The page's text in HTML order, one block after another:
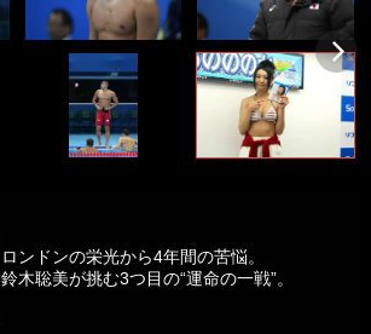
ロンドンの栄光から4年間の苦悩。
鈴木聡美が挑む3つ目の“運命の一戦”。